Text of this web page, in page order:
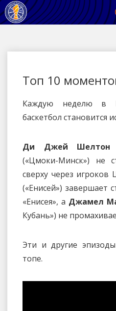
Топ 10
Каждую неделю в
баскетбол становится
Ди Джей Шелтон
(«Цмоки-Минск») не
сверху через игроков
(«Енисей») завершает
«Енисея», а Джамел
Кубань») не
Эти и другие
топе.